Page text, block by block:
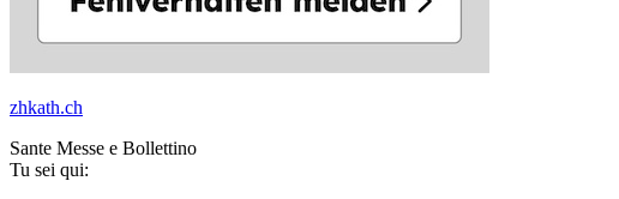
zhkath.ch
Sante Messe e Bollettino
Tu sei qui: